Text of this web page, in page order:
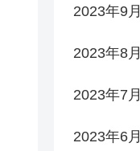
2023年9月
2023年8月
2023年7月
2023年6月